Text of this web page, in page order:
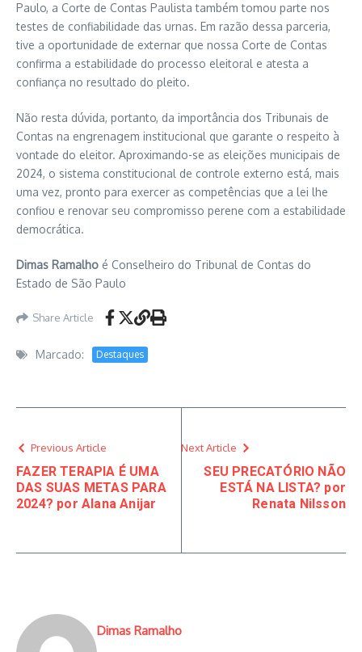
Paulo, a Corte de Contas Paulista também tomou parte nos
testes de confiabilidade das urnas. Em razão dessa parceria,
tive a oportunidade de externar que nossa Corte de Contas
confirma a estabilidade do processo eleitoral e atesta a
confiança no resultado do pleito.
Não resta dúvida, portanto, da importância dos Tribunais de
Contas na engrenagem institucional que garante o respeito à
vontade do eleitor. Aproximando-se as eleições municipais de
2024, o sistema constitucional de controle externo está, mais
uma vez, pronto para exercer as competências que a lei lhe
confiou e renovar seu compromisso perene com a estabilidade
democrática.
Dimas Ramalho é Conselheiro do Tribunal de Contas do
Estado de São Paulo
Share Article
Marcado: Destaques
Previous Article
FAZER TERAPIA É UMA
DAS SUAS METAS PARA
2024? por Alana Anijar
Next Article
SEU PRECATÓRIO NÃO
ESTÁ NA LISTA? por
Renata Nilsson
Dimas Ramalho